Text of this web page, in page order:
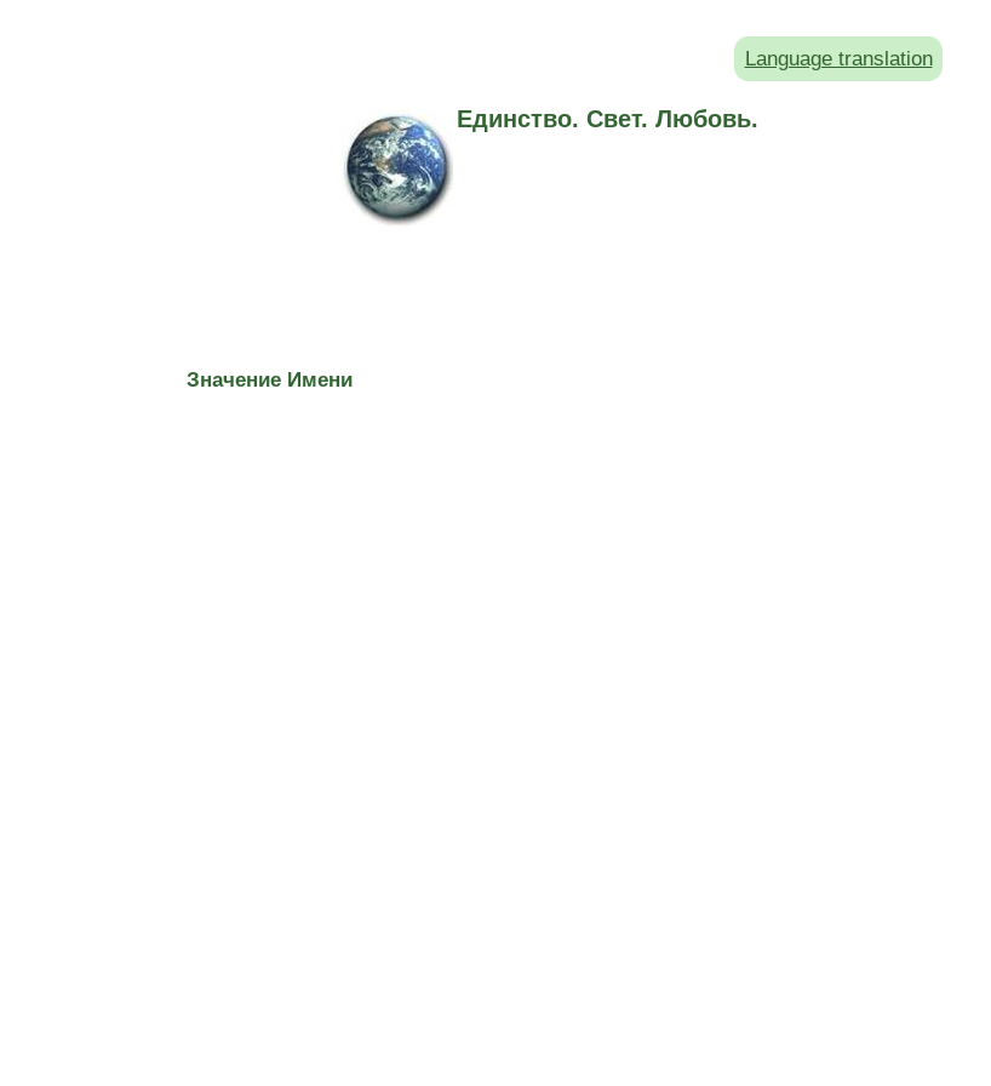
Language translation
Единство. Свет. Любовь.
Значение Имени